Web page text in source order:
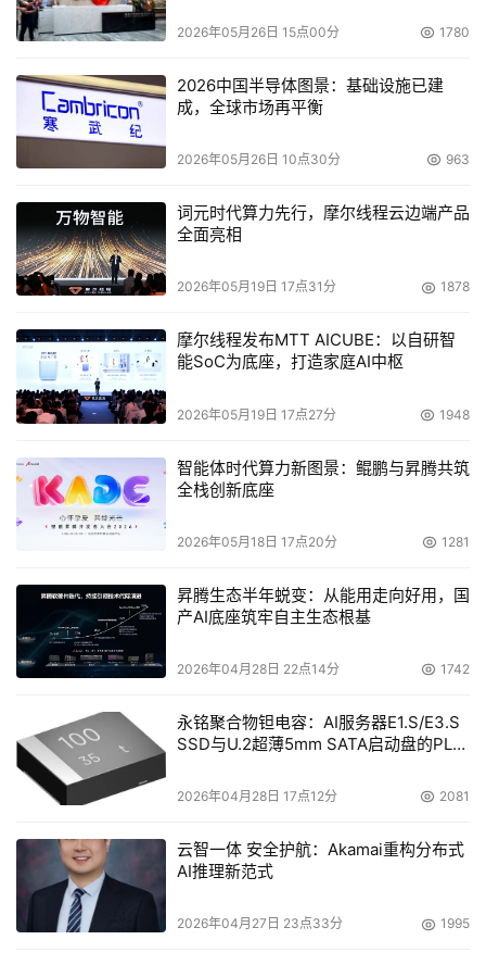
IOPS，横坐标是响应时间。
这里边有四个数据集，包括数据中心，还有零售业，还有虚
拟桌面，以及GPS定位，可以看到傲腾各方面来讲的性能都
是很好的。
这幅图大家可以看到，工具开发完善，有很多的选项，
我们可以用这些数据进行AI训练，这也是我一会儿将要详细
介绍的部分。
大普微CEO杨亚飞演讲部分
2026年05月26日 15点00分 1780
2026中国半导体图景：基础设施已建
成，全球市场再平衡
2026年05月26日 10点30分 963
词元时代算力先行，摩尔线程云边端产品
全面亮相
2026年05月19日 17点31分 1878
摩尔线程发布MTT AICUBE：以自研智
能SoC为底座，打造家庭AI中枢
2026年05月19日 17点27分 1948
智能体时代算力新图景：鲲鹏与昇腾共筑
全栈创新底座
2026年05月18日 17点20分 1281
昇腾生态半年蜕变：从能用走向好用，国
产AI底座筑牢自主生态根基
2026年04月28日 22点14分 1742
永铭聚合物钽电容：AI服务器E1.S/E3.S
SSD与U.2超薄5mm SATA启动盘的PLP
2026年04月28日 17点12分 2081
云智一体 安全护航：Akamai重构分布式
AI推理新范式
2026年04月27日 23点33分 1995